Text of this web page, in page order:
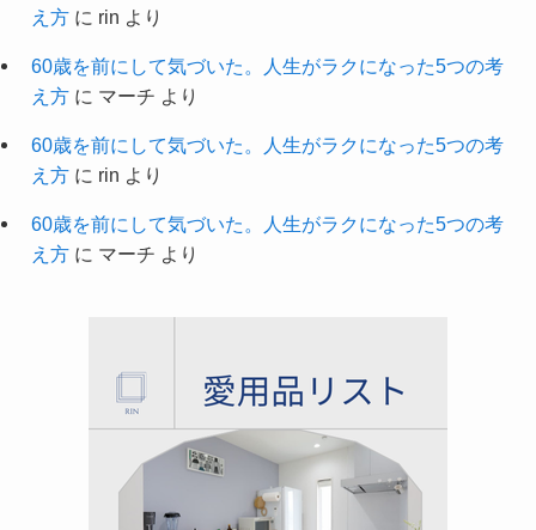
え方に rin より
60歳を前にして気づいた。人生がラクになった5つの考
え方に マーチ より
60歳を前にして気づいた。人生がラクになった5つの考
え方に rin より
60歳を前にして気づいた。人生がラクになった5つの考
え方に マーチ より